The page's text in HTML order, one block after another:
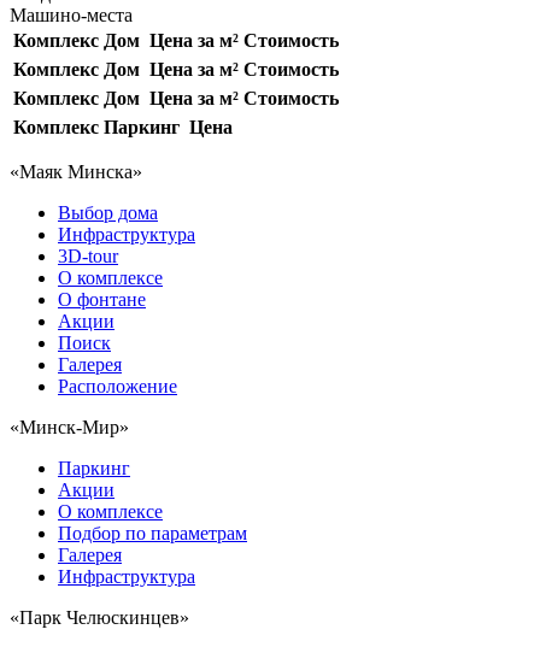
Машино-места
Комплекс Дом Цена за м² Стоимость
Комплекс Дом Цена за м² Стоимость
Комплекс Дом Цена за м² Стоимость
Комплекс Паркинг Цена
«Маяк Минска»
Выбор дома
Инфраструктура
3D-tour
О комплексе
О фонтане
Акции
Поиск
Галерея
Расположение
«Минск-Мир»
Паркинг
Акции
О комплексе
Подбор по параметрам
Галерея
Инфраструктура
«Парк Челюскинцев»